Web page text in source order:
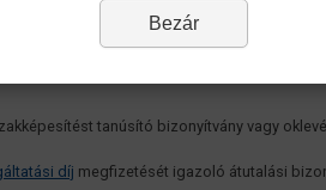
vagy személyi igazolvány egyszerű másolata,
tanúsító bizonyítvány vagy
díj megfizetését igazoló átutalási
Bezár